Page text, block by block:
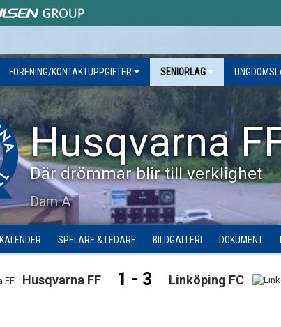
FÖRENING/KONTAKTUPPGIFTER SENIORLAG
Husqvarna
Där drömmar blir till verklighet
Dam A
KALENDER SPELARE & LEDARE BILDGALLERI DOKUMENT
Husqvarna FF 1 - 3 Linköping FC